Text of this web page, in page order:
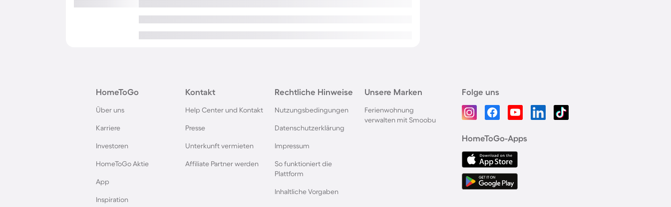
HomeToGo
Über uns
Karriere
Investoren
HomeToGo Aktie
App
Inspiration
Kontakt
Help Center und Kontakt
Presse
Unterkunft vermieten
Affiliate Partner werden
Rechtliche Hinweise
Nutzungsbedingungen
Datenschutzerklärung
Impressum
So funktioniert die
Plattform
Inhaltliche Vorgaben
Unsere Marken
Ferienwohnung
verwalten mit Smoobu
Folge uns
HomeToGo-Apps